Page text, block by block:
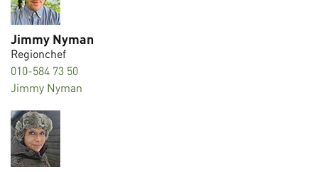
Jimmy Nyman
Regionchef
010-584 73 50
Jimmy Nyman